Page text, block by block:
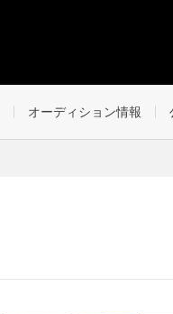
オーディション情報